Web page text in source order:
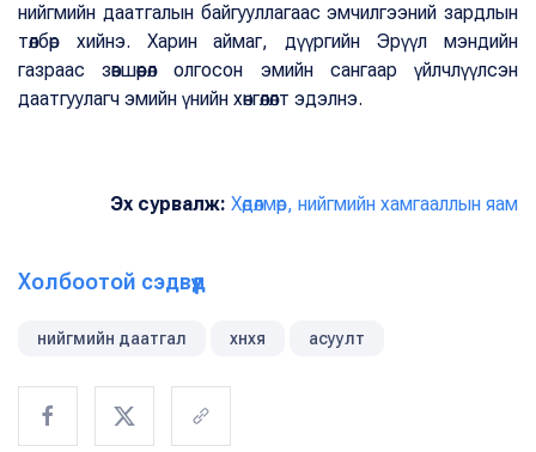
нийгмийн даатгалын байгууллагаас эмчилгээний зардлын
төлбөр хийнэ. Харин аймаг, дүүргийн Эрүүл мэндийн
газраас зөвшөөрөл олгосон эмийн сангаар үйлчлүүлсэн
даатгуулагч эмийн үнийн хөнгөлөлт эдэлнэ.
Эх сурвалж: Хөдөлмөр, нийгмийн хамгааллын яам
Холбоотой сэдвүүд
нийгмийн даатгал хнхя асуулт